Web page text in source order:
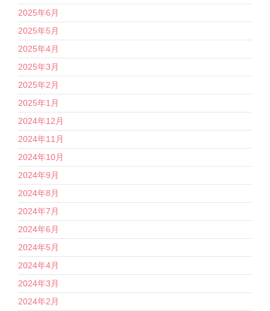
2025年6月
2025年5月
2025年4月
2025年3月
2025年2月
2025年1月
2024年12月
2024年11月
2024年10月
2024年9月
2024年8月
2024年7月
2024年6月
2024年5月
2024年4月
2024年3月
2024年2月